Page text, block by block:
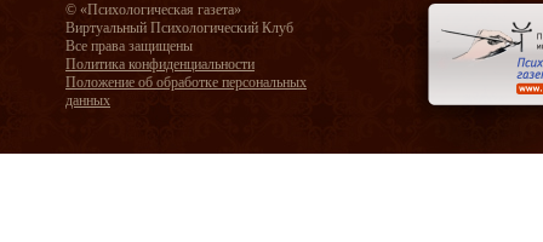
© «Психологическая газета»
Виртуальный Психологический Клуб
Все права защищены
Политика конфиденциальности
Положение об обработке персональных
данных